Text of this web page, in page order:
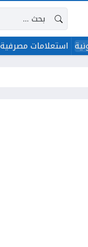
البحث عن:
استعلامات مصرفية